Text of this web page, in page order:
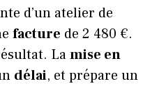
d’un atelier de
facture de 2 480 €.
Lamise en
délai, et prépare un